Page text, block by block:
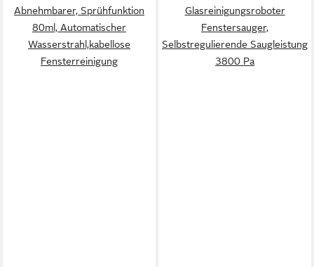
Abnehmbarer, Sprühfunktion
80ml, Automatischer
Wasserstrahl,kabellose
Fensterreinigung
Glasreinigungsroboter
Fenstersauger,
Selbstregulierende Saugleistung
3800 Pa